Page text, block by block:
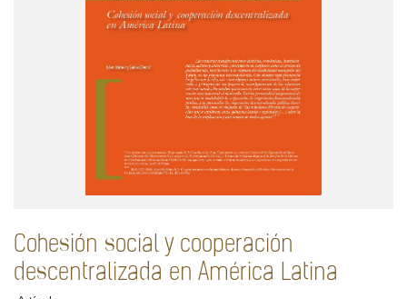
Cohesión social y cooperación
descentralizada en América Latina